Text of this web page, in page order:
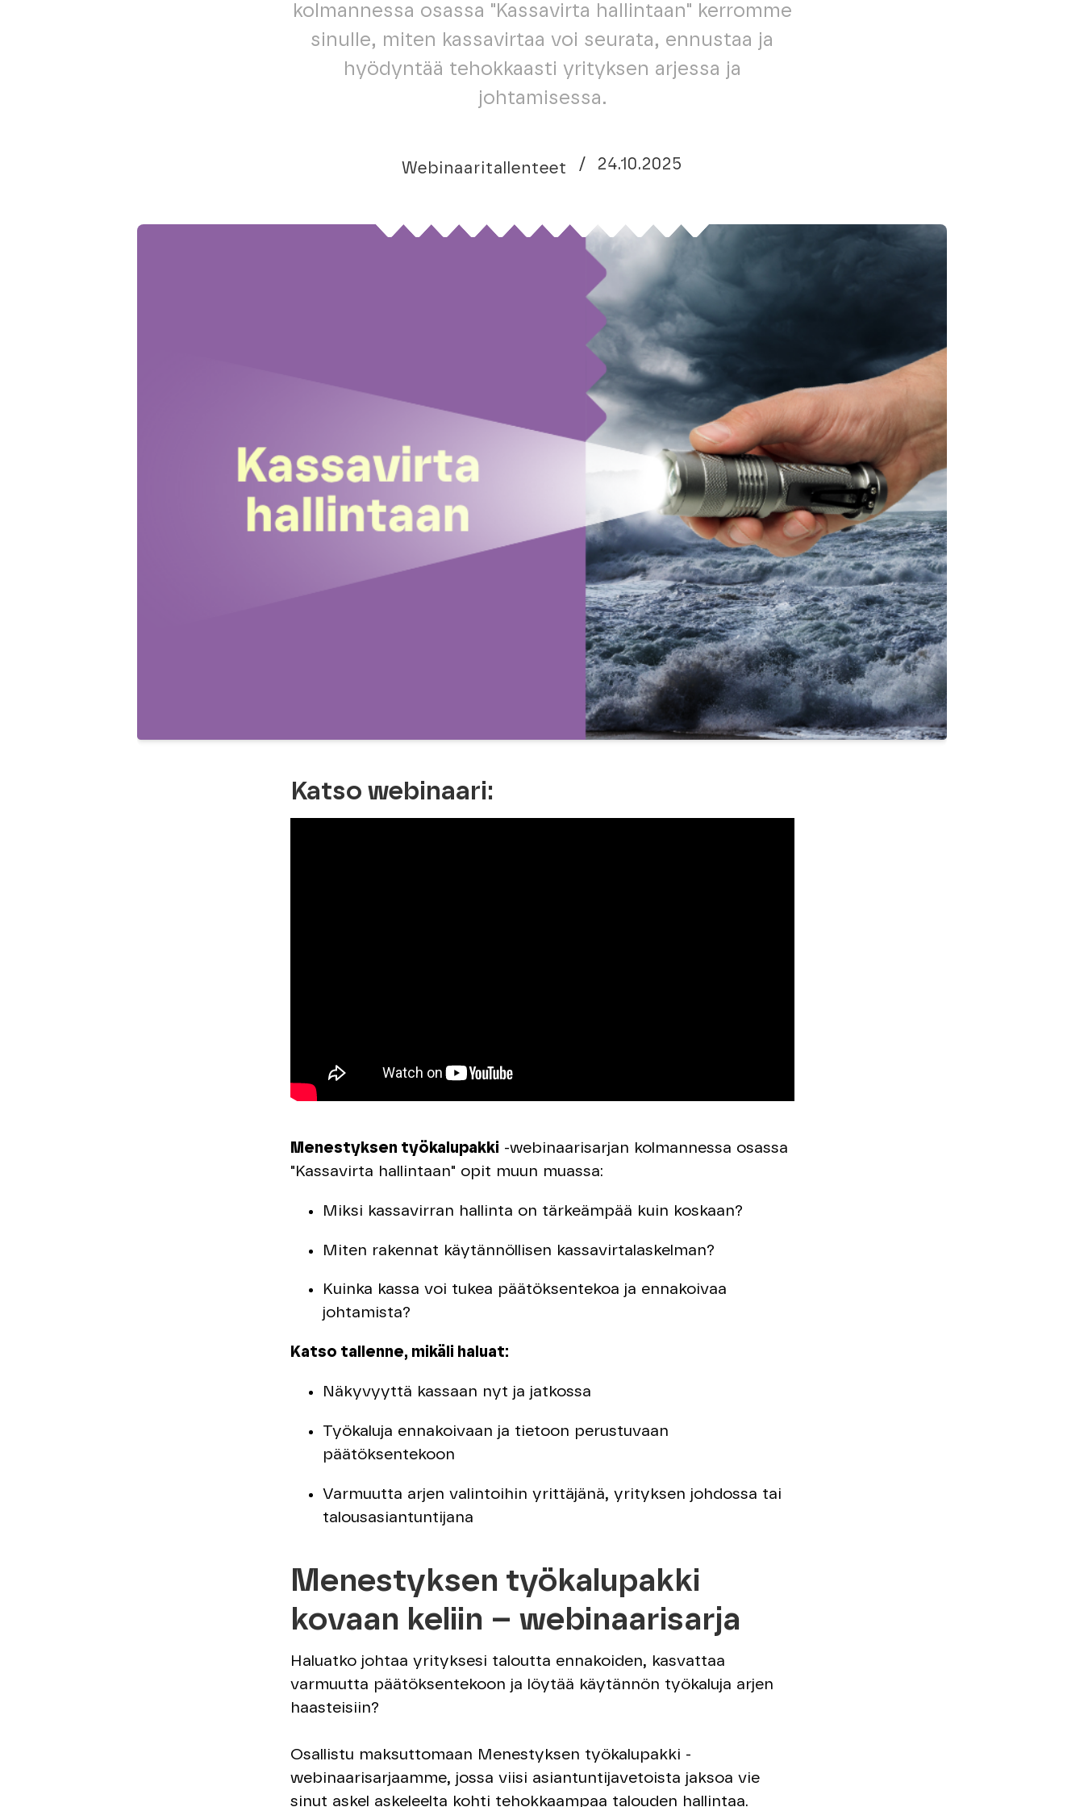
kolmannessa osassa "Kassavirta hallintaan" kerromme
sinulle, miten kassavirtaa voi seurata, ennustaa ja
hyödyntää tehokkaasti yrityksen arjessa ja
johtamisessa.
Webinaaritallenteet / 24.10.2025
Katso webinaari:
Menestyksen työkalupakki -webinaarisarjan kolmannessa osassa
"Kassavirta hallintaan" opit muun muassa:
Miksi kassavirran hallinta on tärkeämpää kuin koskaan?
Miten rakennat käytännöllisen kassavirtalaskelman?
Kuinka kassa voi tukea päätöksentekoa ja ennakoivaa
johtamista?
Katso tallenne, mikäli haluat:
Näkyvyyttä kassaan nyt ja jatkossa
Työkaluja ennakoivaan ja tietoon perustuvaan
päätöksentekoon
Varmuutta arjen valintoihin yrittäjänä, yrityksen johdossa tai
talousasiantuntijana
Menestyksen työkalupakki
kovaan keliin – webinaarisarja
Haluatko johtaa yrityksesi taloutta ennakoiden, kasvattaa
varmuutta päätöksentekoon ja löytää käytännön työkaluja arjen
haasteisiin?
Osallistu maksuttomaan Menestyksen työkalupakki -
webinaarisarjaamme, jossa viisi asiantuntijavetoista jaksoa vie
sinut askel askeleelta kohti tehokkaampaa talouden hallintaa.